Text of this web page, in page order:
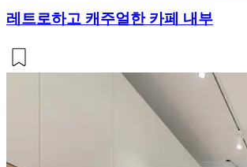
레트로하고 캐주얼한 카페 내부